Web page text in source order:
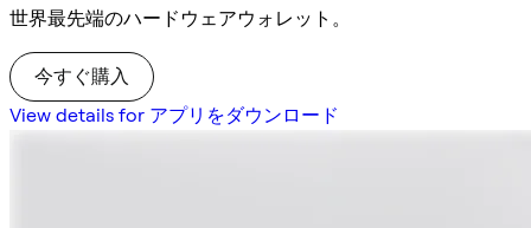
世界最先端のハードウェアウォレット。
今すぐ購入
View details for アプリをダウンロード